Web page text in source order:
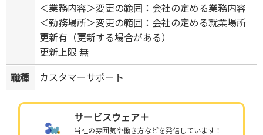
＜業務内容＞変更の範囲：会社の定める業務内容
＜勤務場所＞変更の範囲：会社の定める就業場所
更新有（更新する場合がある）
更新上限 無
職種
カスタマーサポート
サービスウェア＋
当社の雰囲気や働き方などを発信しています！